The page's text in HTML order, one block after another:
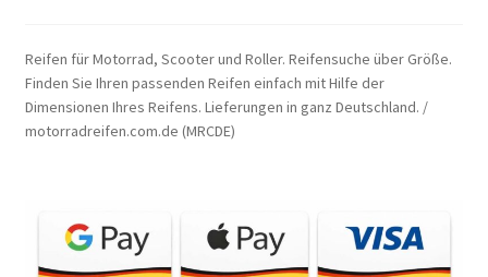
Reifen für Motorrad, Scooter und Roller. Reifensuche über Größe.
Finden Sie Ihren passenden Reifen einfach mit Hilfe der
Dimensionen Ihres Reifens. Lieferungen in ganz Deutschland. /
motorradreifen.com.de (MRCDE)